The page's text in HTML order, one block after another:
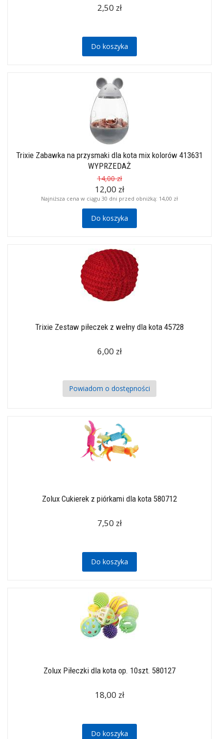
2,50 zł
Do koszyka
Trixie Zabawka na przysmaki dla kota mix kolorów 413631
WYPRZEDAŻ
14,00 zł
12,00 zł
Najniższa cena w ciągu 30 dni przed obniżką: 14,00 zł
Do koszyka
Trixie Zestaw piłeczek z wełny dla kota 45728
6,00 zł
Powiadom o dostępności
Zolux Cukierek z piórkami dla kota 580712
7,50 zł
Do koszyka
Zolux Piłeczki dla kota op. 10szt. 580127
18,00 zł
Do koszyka